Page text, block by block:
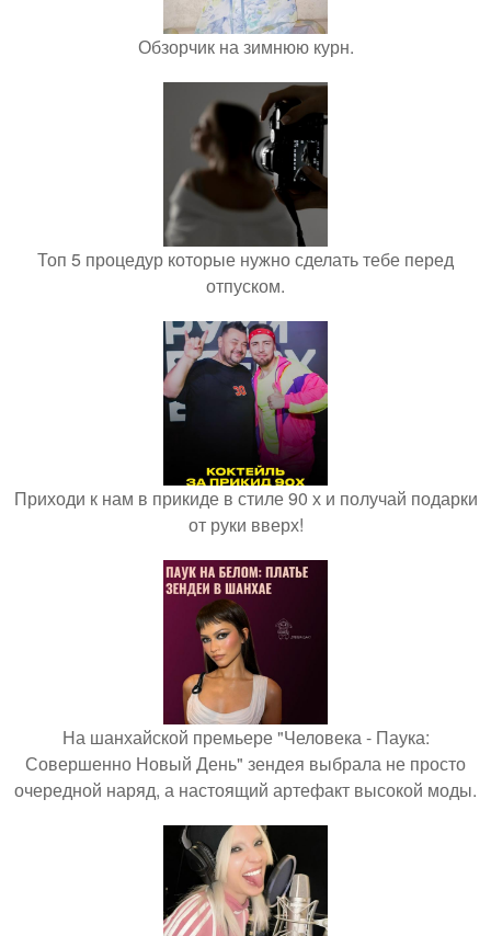
Обзорчик на зимнюю курн.
Топ 5 процедур которые нужно сделать тебе перед
отпуском.
Приходи к нам в прикиде в стиле 90 х и получай подарки
от руки вверх!
На шанхайской премьере "Человека - Паука:
Совершенно Новый День" зендея выбрала не просто
очередной наряд, а настоящий артефакт высокой моды.